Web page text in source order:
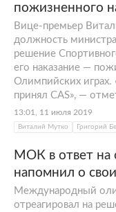
пожизненного
Вице-премьер
должность
решение
его наказание —
Олимпийских играх.
принял CAS», —
13:01, 11 июля 2019
Виталий Мутко Григорий
МОК в ответ на
напомнил о
Международный
отреагировал на